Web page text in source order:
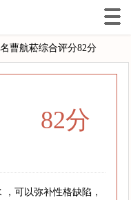
曹航菘综合评分82分
82分
，可以弥补性格缺陷，